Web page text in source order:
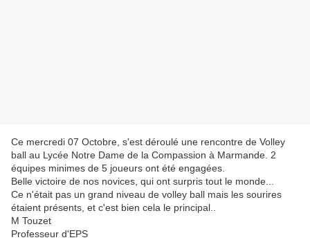
Ce mercredi 07 Octobre, s'est déroulé une rencontre de Volley
ball au Lycée Notre Dame de la Compassion à Marmande. 2
équipes minimes de 5 joueurs ont été engagées.
Belle victoire de nos novices, qui ont surpris tout le monde...
Ce n'était pas un grand niveau de volley ball mais les sourires
étaient présents, et c'est bien cela le principal..
M Touzet
Professeur d'EPS